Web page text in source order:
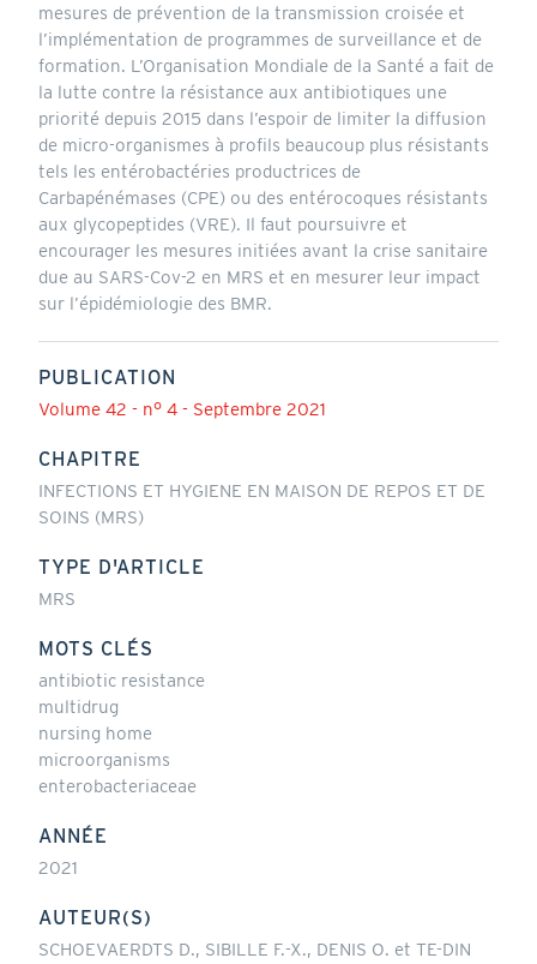
mesures de prévention de la transmission croisée et
l’implémentation de programmes de surveillance et de
formation. L’Organisation Mondiale de la Santé a fait de
la lutte contre la résistance aux antibiotiques une
priorité depuis 2015 dans l’espoir de limiter la diffusion
de micro-organismes à profils beaucoup plus résistants
tels les entérobactéries productrices de
Carbapénémases (CPE) ou des entérocoques résistants
aux glycopeptides (VRE). Il faut poursuivre et
encourager les mesures initiées avant la crise sanitaire
due au SARS-Cov-2 en MRS et en mesurer leur impact
sur l’épidémiologie des BMR.
PUBLICATION
Volume 42 - n° 4 - Septembre 2021
CHAPITRE
INFECTIONS ET HYGIENE EN MAISON DE REPOS ET DE
SOINS (MRS)
TYPE D'ARTICLE
MRS
MOTS CLÉS
antibiotic resistance
multidrug
nursing home
microorganisms
enterobacteriaceae
ANNÉE
2021
AUTEUR(S)
SCHOEVAERDTS D., SIBILLE F.-X., DENIS O. et TE-DIN